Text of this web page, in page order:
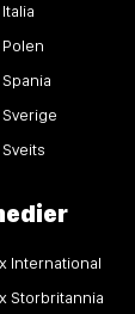
International
Storbritannia